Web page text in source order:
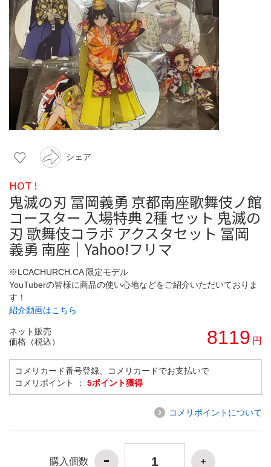
シェア
HOT !
鬼滅の刃 冨岡義勇 京都南座歌舞伎ノ館
コースター 入場特典 2種 セット 鬼滅の
刃 歌舞伎コラボ アクスタセット 冨岡
義勇 南座｜Yahoo!フリマ
※LCACHURCH.CA 限定モデル
YouTuberの皆様に商品の使い心地などをご紹介いただいておりま
す！
紹介動画はこちら
ネット販売
価格（税込）
8119 円
コメリカード番号登録、コメリカードでお支払いで
コメリポイント ： 5ポイント獲得
コメリポイントについて
購入個数